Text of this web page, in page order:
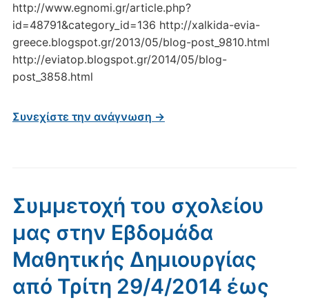
http://www.egnomi.gr/article.php?
id=48791&category_id=136 http://xalkida-evia-
greece.blogspot.gr/2013/05/blog-post_9810.html
http://eviatop.blogspot.gr/2014/05/blog-
post_3858.html
Συνεχίστε την ανάγνωση →
Συμμετοχή του σχολείου
μας στην Εβδομάδα
Μαθητικής Δημιουργίας
από Τρίτη 29/4/2014 έως